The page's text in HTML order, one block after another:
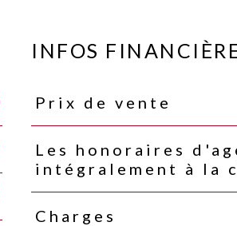
INFOS
Caractéristiques Valeurs
Prix de vente
Les honoraires
intégralement à la
Charges